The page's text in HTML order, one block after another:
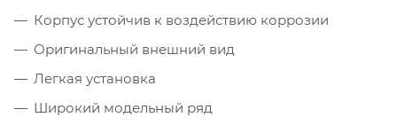
Корпус устойчив к воздействию коррозии
Оригинальный внешний вид
Легкая установка
Широкий модельный ряд